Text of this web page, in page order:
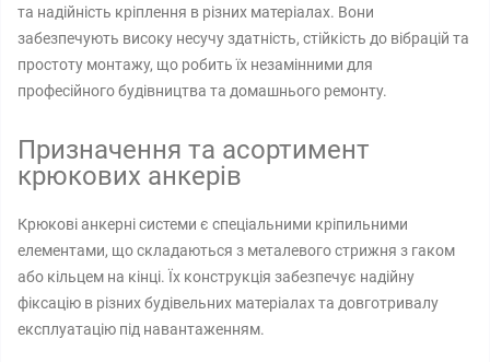
та надійність кріплення в різних матеріалах. Вони
забезпечують високу несучу здатність, стійкість до вібрацій та
простоту монтажу, що робить їх незамінними для
професійного будівництва та домашнього ремонту.
Призначення та асортимент
крюкових анкерів
Крюкові анкерні системи є спеціальними кріпильними
елементами, що складаються з металевого стрижня з гаком
або кільцем на кінці. Їх конструкція забезпечує надійну
фіксацію в різних будівельних матеріалах та довготривалу
експлуатацію під навантаженням.